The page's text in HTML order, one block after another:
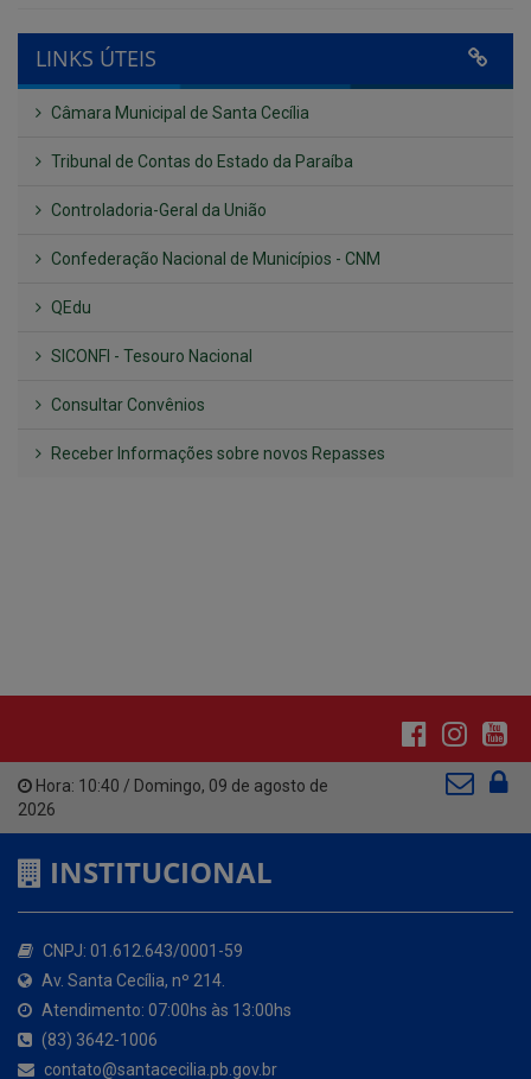
Tribunal de Contas do Estado da Paraíba
Controladoria-Geral da União
Confederação Nacional de Municípios - CNM
QEdu
SICONFI - Tesouro Nacional
Consultar Convênios
Receber Informações sobre novos Repasses
INSTITUCIONAL
Av. Santa Cecília, nº 214.
Santa Cecília - PB
O MUNICÍPIO